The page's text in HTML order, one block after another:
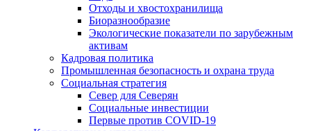
Отходы и хвостохранилища
Биоразнообразие
Экологические показатели по зарубежным
активам
Кадровая политика
Промышленная безопасность и охрана труда
Социальная стратегия
Север для Северян
Социальные инвестиции
Первые против COVID‑19